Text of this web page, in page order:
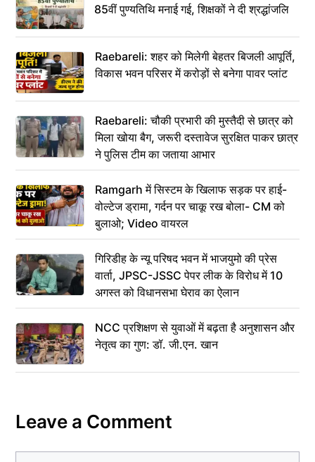
85वीं पुण्यतिथि मनाई गई, शिक्षकों ने दी श्रद्धांजलि
Raebareli: शहर को मिलेगी बेहतर बिजली आपूर्ति,
विकास भवन परिसर में करोड़ों से बनेगा पावर प्लांट
Raebareli: चौकी प्रभारी की मुस्तैदी से छात्र को
मिला खोया बैग, जरूरी दस्तावेज सुरक्षित पाकर छात्र
ने पुलिस टीम का जताया आभार
Ramgarh में सिस्टम के खिलाफ सड़क पर हाई-
वोल्टेज ड्रामा, गर्दन पर चाकू रख बोला- CM को
बुलाओ; Video वायरल
गिरिडीह के न्यू परिषद भवन में भाजयुमो की प्रेस
वार्ता, JPSC-JSSC पेपर लीक के विरोध में 10
अगस्त को विधानसभा घेराव का ऐलान
NCC प्रशिक्षण से युवाओं में बढ़ता है अनुशासन और
नेतृत्व का गुण: डॉ. जी.एन. खान
Leave a Comment